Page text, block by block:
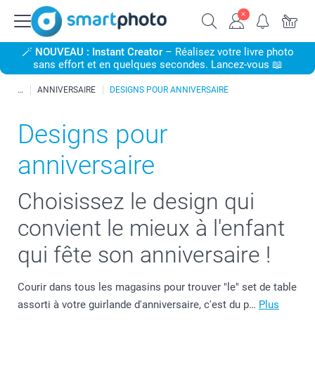
🪄 NOUVEAU : Instant Creator– Réalisez votre livre photo
sans effort et en quelques secondes. Lancez-vous 📖
ANNIVERSAIRE DESIGNS POUR ANNIVERSAIRE
Designs pour
anniversaire
Choisissez le design qui
convient le mieux à l'enfant
qui fête son anniversaire !
Courir dans tous les magasins pour trouver "le" set de table
assorti à votre guirlande d'anniversaire, c'est du p… Plus